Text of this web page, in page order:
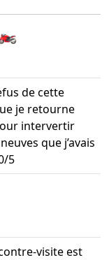
🏍️
de cette
je retourne
intervertir
que j’avais
5
visite est